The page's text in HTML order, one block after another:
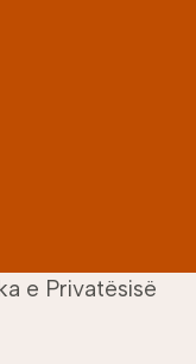
e Privatësisë